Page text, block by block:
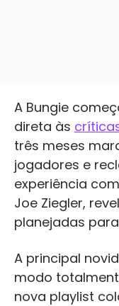
A Bungie
direta às
três meses
jogadores e
experiência
Joe Ziegler,
planejadas
A principal
modo
nova playlist